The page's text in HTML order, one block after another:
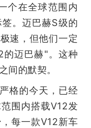
个在全球范围内
。迈巴赫S级的
速，但他们一定
的迈巴赫"。这种
间的默契。
格的今天，已经
围内搭载V12发
每一款V12新车